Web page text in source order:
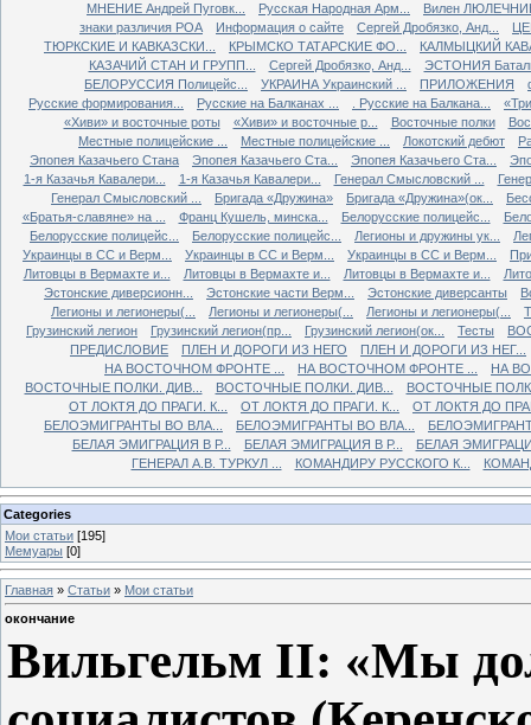
МНЕНИЕ Андрей Пуговк...
Русская Народная Арм...
Вилен
знаки различия РОА
Информация о сайте Сергей Дробязко, Анд...
ТЮРКСКИЕ И КАВКАЗСКИ...
КРЫМСКО ТАТАРСКИЕ ФО...
КАЛМЫЦКИЙ
КАЗАЧИЙ СТАН И ГРУПП...
Сергей Дробязко, Анд...
ЭСТОНИЯ
БЕЛОРУССИЯ Полицейс...
УКРАИНА Украинский ... ПРИЛОЖЕНИЯ
Русские формирования...
Русские на Балканах ... . Русские на Балкана...
«Хиви» и восточные роты
«Хиви» и восточные р... Восточные полки
Местные полицейские ...
Местные полицейские ... Локотский дебют
Эпопея Казачьего Стана
Эпопея Казачьего Ста... Эпопея Казачьего Ста...
1-я Казачья Кавалери...
1-я Казачья Кавалери... Генерал Смысловский ...
Генерал Смысловский ...
Бригада «Дружина» Бригада «Дружина»(ок...
«Братья-славяне» на ...
Франц Кушель, минска... Белорусские полицейс...
Белорусские полицейс...
Белорусские полицейс... Легионы и дружины ук...
Украинцы в СС и Верм...
Украинцы в СС и Верм... Украинцы в СС и Верм...
Литовцы в Вермахте и...
Литовцы в Вермахте и... Литовцы в Вермахте и...
Эстонские диверсионн...
Эстонские части Верм... Эстонские диверсанты
Легионы и легионеры(...
Легионы и легионеры(... Легионы и легионеры(...
Грузинский легион
Грузинский легион(пр... Грузинский легион(ок... Тесты
ПРЕДИСЛОВИЕ
ПЛЕН И ДОРОГИ ИЗ НЕГО
ПЛЕН И ДОРОГИ ИЗ НЕГ...
НА ВОСТОЧНОМ ФРОНТЕ ...
НА ВОСТОЧНОМ ФРОНТЕ ...
НА
ВОСТОЧНЫЕ ПОЛКИ. ДИВ...
ВОСТОЧНЫЕ ПОЛКИ. ДИВ...
ВОСТОЧНЫЕ
ОТ ЛОКТЯ ДО ПРАГИ. К...
ОТ ЛОКТЯ ДО ПРАГИ. К...
ОТ ЛОКТЯ ДО
БЕЛОЭМИГРАНТЫ ВО ВЛА...
БЕЛОЭМИГРАНТЫ ВО ВЛА...
БЕЛАЯ ЭМИГРАЦИЯ В Р...
БЕЛАЯ ЭМИГРАЦИЯ В Р...
БЕЛАЯ
ГЕНЕРАЛ А.В. ТУРКУЛ ...
КОМАНДИРУ РУССКОГО К...
Categories
Мои статьи [195]
Мемуары [0]
Главная » Статьи » Мои статьи
окончание
Вильгельм II: «Мы